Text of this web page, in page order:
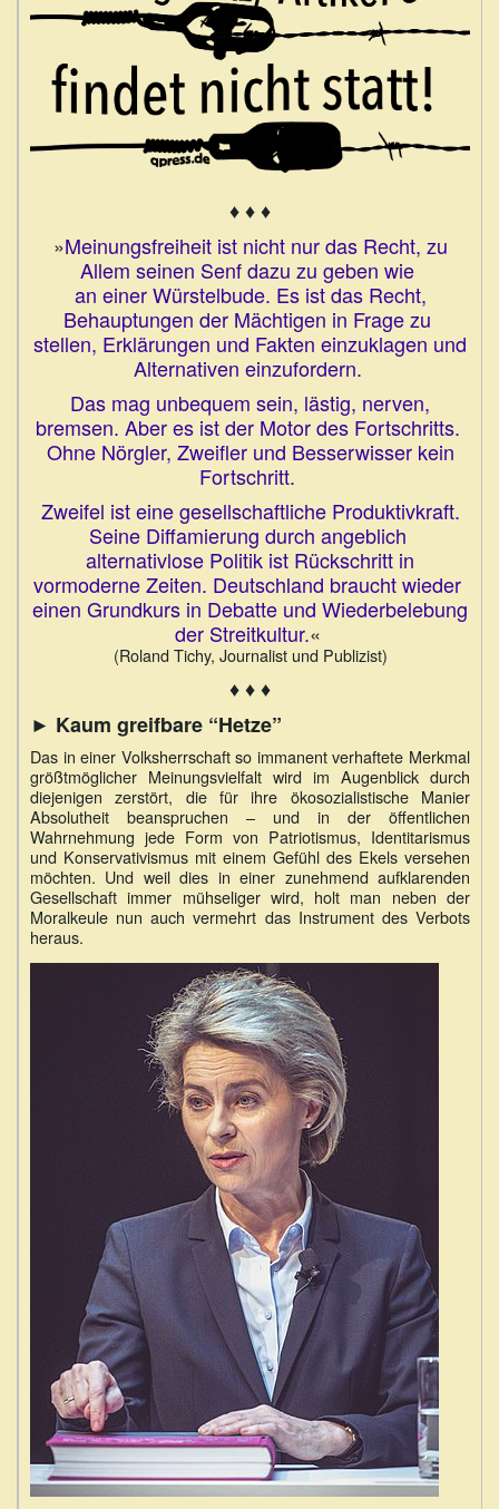
♦ ♦ ♦
»Meinungsfreiheit ist nicht nur das Recht, zu
Allem seinen Senf dazu zu geben wie
an einer Würstelbude. Es ist das Recht,
Behauptungen der Mächtigen in Frage zu
stellen, Erklärungen und Fakten einzuklagen und
Alternativen einzufordern.
Das mag unbequem sein, lästig, nerven,
bremsen. Aber es ist der Motor des Fortschritts.
Ohne Nörgler, Zweifler und Besserwisser kein
Fortschritt.
Zweifel ist eine gesellschaftliche Produktivkraft.
Seine Diffamierung durch angeblich
alternativlose Politik ist Rückschritt in
vormoderne Zeiten. Deutschland braucht wieder
einen Grundkurs in Debatte und Wiederbelebung
der Streitkultur.«
(Roland Tichy, Journalist und Publizist)
♦ ♦ ♦
► Kaum greifbare “Hetze”
Das in einer Volksherrschaft so immanent verhaftete Merkmal
größtmöglicher Meinungsvielfalt wird im Augenblick durch
diejenigen zerstört, die für ihre ökosozialistische Manier
Absolutheit beanspruchen – und in der öffentlichen
Wahrnehmung jede Form von Patriotismus, Identitarismus
und Konservativismus mit einem Gefühl des Ekels versehen
möchten. Und weil dies in einer zunehmend aufklarenden
Gesellschaft immer mühseliger wird, holt man neben der
Moralkeule nun auch vermehrt das Instrument des Verbots
heraus.